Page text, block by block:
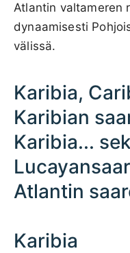
Atlantin valtameren
dynaamisesti
välissä.
Karibia,
Karibian
Karibia...
Atlantin
Karibia